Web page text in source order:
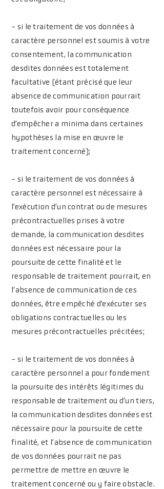
- si le traitement de vos données à
caractère personnel est soumis à votre
consentement, la communication
desdites données est totalement
facultative (étant précisé que leur
absence de communication pourrait
toutefois avoir pour conséquence
d’empêcher a minima dans certaines
hypothèses la mise en œuvre le
traitement concerné);
- si le traitement de vos données à
caractère personnel est nécessaire à
l’exécution d’un contrat ou de mesures
précontractuelles prises à votre
demande, la communication desdites
données est nécessaire pour la
poursuite de cette finalité et le
responsable de traitement pourrait, en
l’absence de communication de ces
données, être empêché d’exécuter ses
obligations contractuelles ou les
mesures précontractuelles précitées;
- si le traitement de vos données à
caractère personnel a pour fondement
la poursuite des intérêts légitimes du
responsable de traitement ou d’un tiers,
la communication desdites données est
nécessaire pour la poursuite de cette
finalité, et l’absence de communication
de vos données pourrait ne pas
permettre de mettre en œuvre le
traitement concerné ou y faire obstacle.